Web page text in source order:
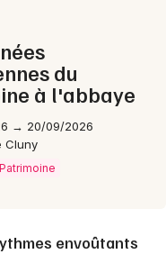
du
à l'abbaye
→ 20/09/2026
Cluny
envoûtants